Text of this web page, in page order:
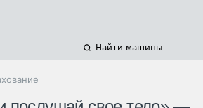
Найти машины